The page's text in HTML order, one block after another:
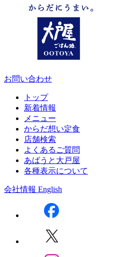
お問い合わせ
トップ
新着情報
メニュー
からだ想い定食
店舗検索
よくあるご質問
あばうと大戸屋
各種表示について
会社情報 English